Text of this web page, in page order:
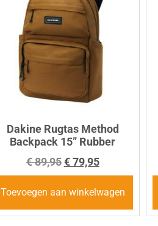
Dakine Rugtas Method
Backpack 15” Rubber
€89,95 €79,95
Toevoegen aan winkelwagen